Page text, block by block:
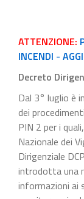
ATTENZIONE:
INCENDI -
Decreto
Dal 3° luglio è
dei
PIN 2 per i
Nazionale dei
Dirigenziale
introdotta una
informazioni ai